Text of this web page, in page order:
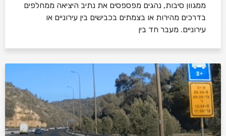
ממגוון סיבות, נהגים מפספסים את נתיב היציאה ממחלפים
בדרכים מהירות או בצמתים בכבישים בין עירוניים או
עירוניים. מעבר חד בין